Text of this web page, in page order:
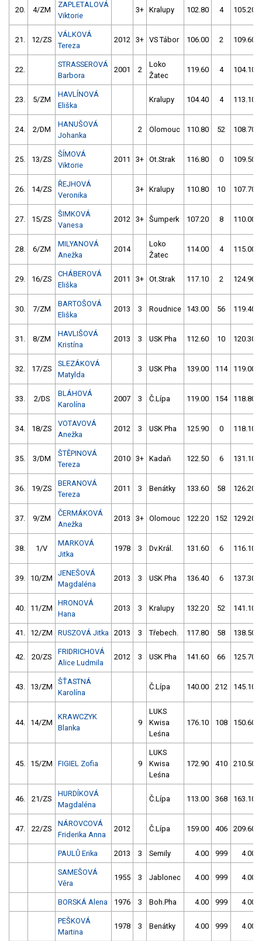
20. 4/ZM
ZAPLETALOVÁ
Viktorie
3+ Kralupy 102.80 4 105.20
21. 12/ZS
VÁLKOVÁ
Tereza
2012 3+ VS Tábor 106.00 2 109.60
22.
STRASSEROVÁ
Barbora
2001 2
Loko
Žatec
119.60 4 104.10
23. 5/ZM
HAVLÍNOVÁ
Eliška
Kralupy 104.40 4 113.10
24. 2/DM
HANUŠOVÁ
Johanka
2 Olomouc 110.80 52 108.70
25. 13/ZS
ŠÍMOVÁ
Viktorie
2011 3+ Ot.Strak 116.80 0 109.50
26. 14/ZS
ŘEJHOVÁ
Veronika
3+ Kralupy 110.80 10 107.70
27. 15/ZS
ŠIMKOVÁ
Vanesa
2012 3+ Šumperk 107.20 8 110.00
28. 6/ZM
MILYANOVÁ
Anežka
2014
Loko
Žatec
114.00 4 115.00
29. 16/ZS
CHÁBEROVÁ
Eliška
2011 3+ Ot.Strak 117.10 2 124.90
30. 7/ZM
BARTOŠOVÁ
Eliška
2013 3 Roudnice 143.00 56 119.40
31. 8/ZM
HAVLIŠOVÁ
Kristína
2013 3 USK Pha 112.60 10 120.30
32. 17/ZS
SLEZÁKOVÁ
Matylda
3 USK Pha 139.00 114 119.00
33. 2/DS
BLÁHOVÁ
Karolína
2007 3 Č.Lípa 119.00 154 118.80
34. 18/ZS
VOTAVOVÁ
Anežka
2012 3 USK Pha 125.90 0 118.10
35. 3/DM
ŠTĚPINOVÁ
Tereza
2010 3+ Kadaň 122.50 6 131.10
36. 19/ZS
BERANOVÁ
Tereza
2011 3 Benátky 133.60 58 126.20
37. 9/ZM
ČERMÁKOVÁ
Anežka
2013 3+ Olomouc 122.20 152 129.20
38. 1/V
MARKOVÁ
Jitka
1978 3 Dv.Král. 131.60 6 116.10
39. 10/ZM
JENEŠOVÁ
Magdaléna
2013 3 USK Pha 136.40 6 137.30
40. 11/ZM
HRONOVÁ
Hana
2013 3 Kralupy 132.20 52 141.10
41. 12/ZM RUSZOVÁ Jitka 2013 3 Třebech. 117.80 58 138.50
42. 20/ZS
FRIDRICHOVÁ
Alice Ludmila
2012 3 USK Pha 141.60 66 125.70
43. 13/ZM
ŠŤASTNÁ
Karolína
Č.Lípa 140.00 212 145.10
44. 14/ZM
KRAWCZYK
Blanka
9
LUKS
Kwisa
Leśna
176.10 108 150.60
45. 15/ZM FIGIEL Zofia 9
LUKS
Kwisa
Leśna
172.90 410 210.50
46. 21/ZS
HURDÍKOVÁ
Magdaléna
Č.Lípa 113.00 368 163.10
47. 22/ZS
NÁROVCOVÁ
Friderika Anna
2012 Č.Lípa 159.00 406 209.60
PAULŮ Erika 2013 3 Semily 4.00 999 4.00
SAMEŠOVÁ
Věra
1955 3 Jablonec 4.00 999 4.00
BORSKÁ Alena 1976 3 Boh.Pha 4.00 999 4.00
PEŠKOVÁ
Martina
1978 3 Benátky 4.00 999 4.00